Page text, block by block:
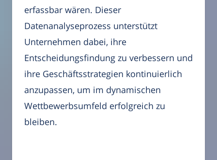
erfassbar wären. Dieser
Datenanalyseprozess unterstützt
Unternehmen dabei, ihre
Entscheidungsfindung zu verbessern und
ihre Geschäftsstrategien kontinuierlich
anzupassen, um im dynamischen
Wettbewerbsumfeld erfolgreich zu
bleiben.